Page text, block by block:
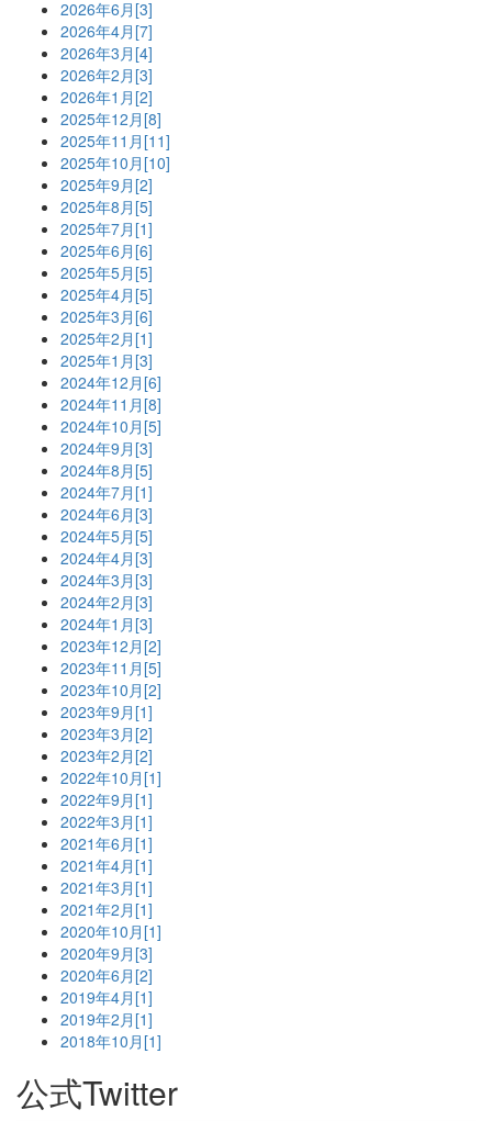
2026年6月[3]
2026年4月[7]
2026年3月[4]
2026年2月[3]
2026年1月[2]
2025年12月[8]
2025年11月[11]
2025年10月[10]
2025年9月[2]
2025年8月[5]
2025年7月[1]
2025年6月[6]
2025年5月[5]
2025年4月[5]
2025年3月[6]
2025年2月[1]
2025年1月[3]
2024年12月[6]
2024年11月[8]
2024年10月[5]
2024年9月[3]
2024年8月[5]
2024年7月[1]
2024年6月[3]
2024年5月[5]
2024年4月[3]
2024年3月[3]
2024年2月[3]
2024年1月[3]
2023年12月[2]
2023年11月[5]
2023年10月[2]
2023年9月[1]
2023年3月[2]
2023年2月[2]
2022年10月[1]
2022年9月[1]
2022年3月[1]
2021年6月[1]
2021年4月[1]
2021年3月[1]
2021年2月[1]
2020年10月[1]
2020年9月[3]
2020年6月[2]
2019年4月[1]
2019年2月[1]
2018年10月[1]
公式Twitter